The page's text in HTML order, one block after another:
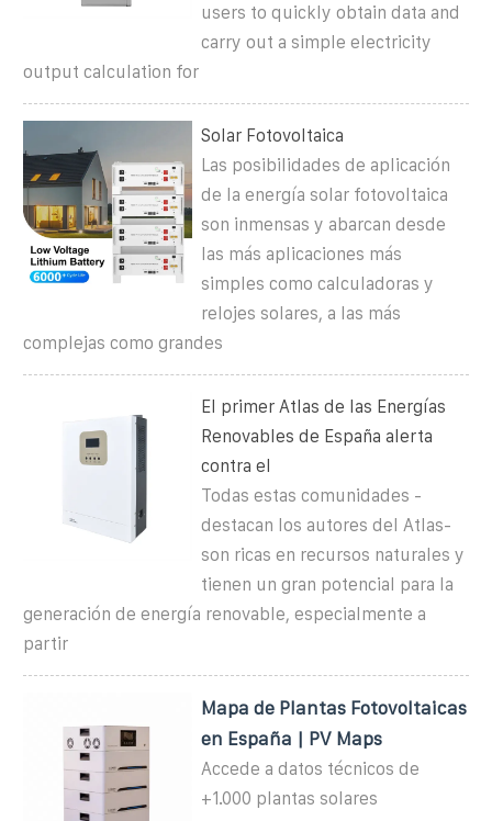
users to quickly obtain data and
carry out a simple electricity
output calculation for
Solar Fotovoltaica
Las posibilidades de aplicación
de la energía solar fotovoltaica
son inmensas y abarcan desde
las más aplicaciones más
simples como calculadoras y
relojes solares, a las más
complejas como grandes
El primer Atlas de las Energías
Renovables de España alerta
contra el
Todas estas comunidades -
destacan los autores del Atlas-
son ricas en recursos naturales y
tienen un gran potencial para la
generación de energía renovable, especialmente a
partir
Mapa de Plantas Fotovoltaicas
en España | PV Maps
Accede a datos técnicos de
+1.000 plantas solares